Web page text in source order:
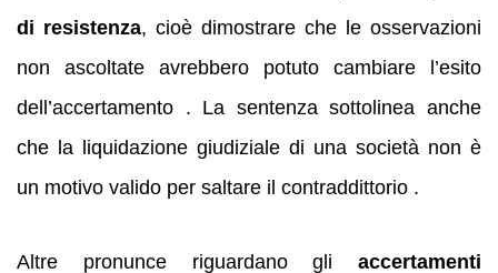
di resistenza, cioè dimostrare che le osservazioni
non ascoltate avrebbero potuto cambiare l’esito
dell’accertamento . La sentenza sottolinea anche
che la liquidazione giudiziale di una società non è
un motivo valido per saltare il contraddittorio .
Altre pronunce riguardano gli accertamenti